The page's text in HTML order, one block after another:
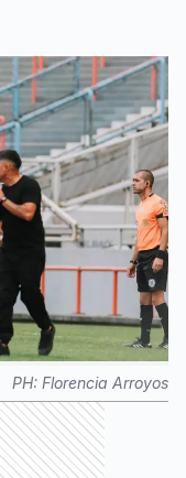
PH: Florencia Arroyos